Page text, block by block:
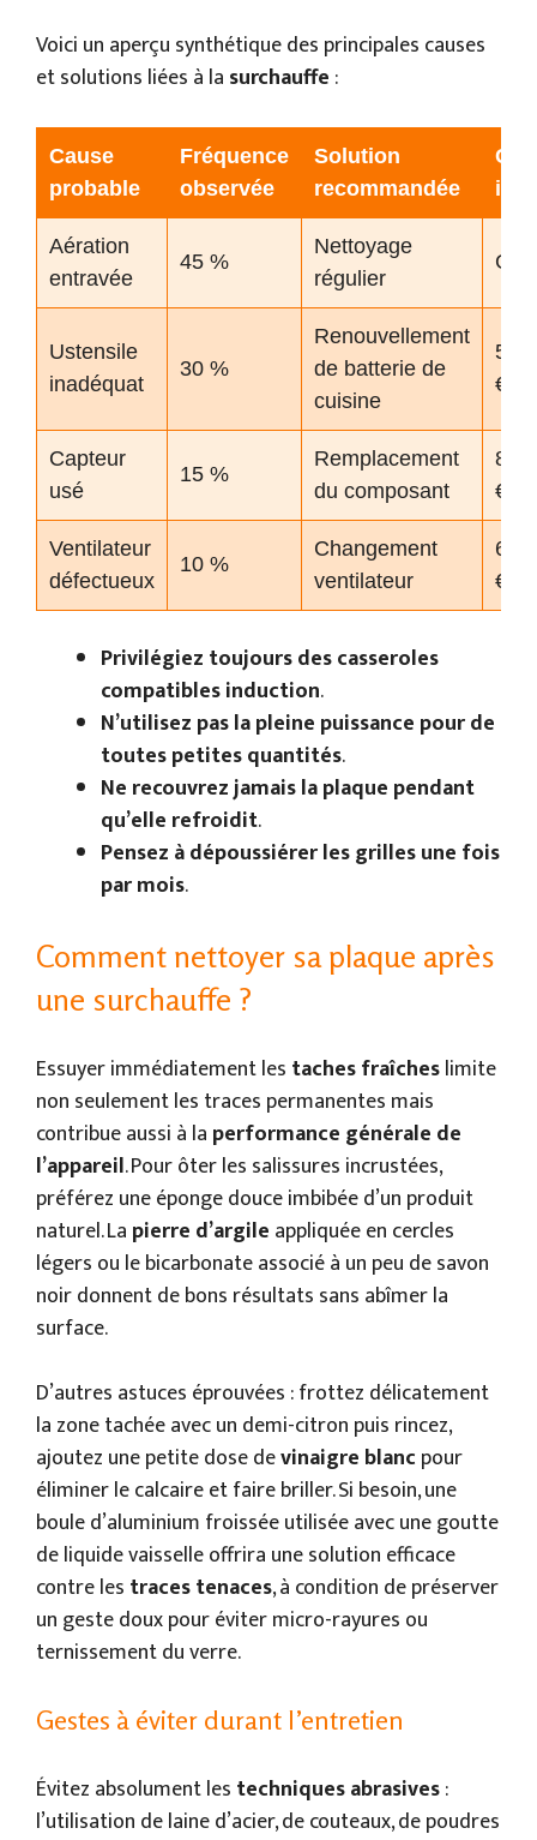
Voici un aperçu synthétique des principales causes
et solutions liées à la surchauffe :
Cause
probable
Fréquence
observée
Solution
recommandée
Aération
entravée
45 %
Nettoyage
régulier
Ustensile
inadéquat
30 %
Renouvellement
de batterie de
cuisine
50-
€
Capteur
usé
15 %
Remplacement
du composant
80-
€
Ventilateur
défectueux
10 %
Changement
ventilateur
60-
€
Privilégiez toujours des casseroles
compatibles induction.
N’utilisez pas la pleine puissance pour de
toutes petites quantités.
Ne recouvrez jamais la plaque pendant
qu’elle refroidit.
Pensez à dépoussiérer les grilles une fois
par mois.
Comment nettoyer sa plaque après
une surchauffe ?
Essuyer immédiatement les taches fraîcheslimite
non seulement les traces permanentes mais
contribue aussi à la performance générale de
l’appareil. Pour ôter les salissures incrustées,
préférez une éponge douce imbibée d’un produit
naturel. La pierre d’argile appliquée en cercles
légers ou le bicarbonate associé à un peu de savon
noir donnent de bons résultats sans abîmer la
surface.
D’autres astuces éprouvées : frottez délicatement
la zone tachée avec un demi-citron puis rincez,
ajoutez une petite dose devinaigre blanc pour
éliminer le calcaire et faire briller. Si besoin, une
boule d’aluminium froissée utilisée avec une goutte
de liquide vaisselle offrira une solution efficace
contre les traces tenaces, à condition de préserver
un geste doux pour éviter micro-rayures ou
ternissement du verre.
Gestes à éviter durant l’entretien
Évitez absolument les techniques abrasives:
l’utilisation de laine d’acier, de couteaux, de poudres